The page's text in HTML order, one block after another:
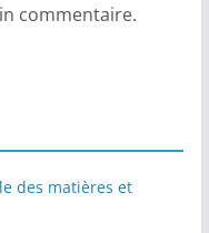
commentaire.
des matières et